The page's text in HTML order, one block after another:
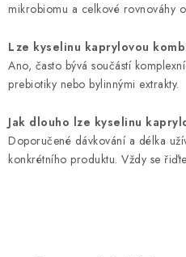
mikrobiomu a celkové rovnováhy
Lze kyselinu kaprylovou
Ano, často bývá součástí
prebiotiky nebo bylinnými extrakty.
Jak dlouho lze kyselinu
Doporučené dávkování a délka
konkrétního produktu. Vždy se